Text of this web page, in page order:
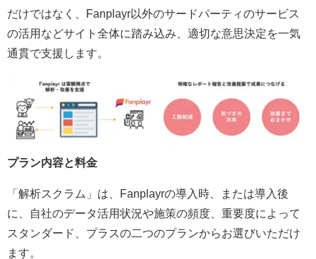
だけではなく、Fanplayr以外のサードパーティのサービス
の活用などサイト全体に踏み込み、適切な意思決定を一気
通貫で支援します。
プラン内容と料金
「解析スクラム」は、Fanplayrの導入時、または導入後
に、自社のデータ活用状況や施策の頻度、重要度によって
スタンダード、プラスの二つのプランからお選びいただけ
ます。